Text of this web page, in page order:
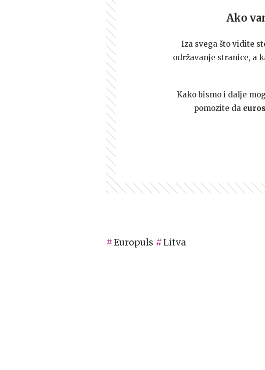
Ako
Iza svega što vidite
održavanje stranice, a
Kako bismo i dalje
pomozite da
Europuls Litva